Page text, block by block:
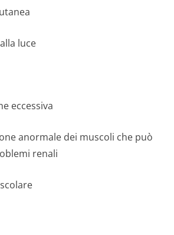
luce
eccessiva
anormale dei muscoli che può
renali